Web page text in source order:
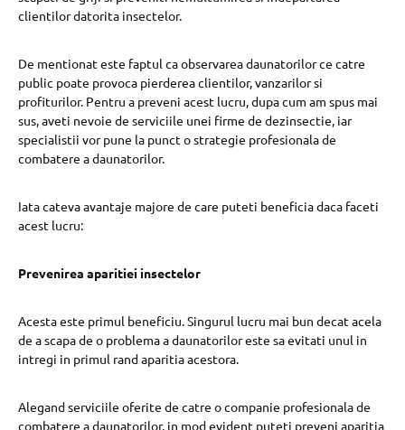
clientilor datorita insectelor.
De mentionat este faptul ca observarea daunatorilor ce catre
public poate provoca pierderea clientilor, vanzarilor si
profiturilor. Pentru a preveni acest lucru, dupa cum am spus mai
sus, aveti nevoie de serviciile unei firme de dezinsectie, iar
specialistii vor pune la punct o strategie profesionala de
combatere a daunatorilor.
Iata cateva avantaje majore de care puteti beneficia daca faceti
acest lucru:
Prevenirea aparitiei insectelor
Acesta este primul beneficiu. Singurul lucru mai bun decat acela
de a scapa de o problema a daunatorilor este sa evitati unul in
intregi in primul rand aparitia acestora.
Alegand serviciile oferite de catre o companie profesionala de
combatere a daunatorilor, in mod evident puteti preveni aparitia